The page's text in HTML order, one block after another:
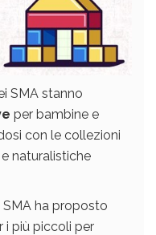
SMA stanno
per bambine e
con le collezioni
naturalistiche
ha proposto
i più piccoli per